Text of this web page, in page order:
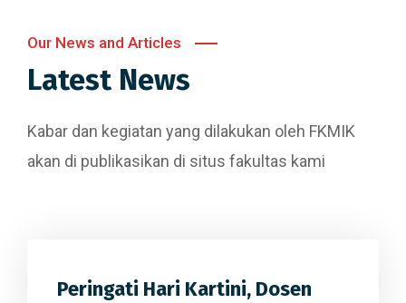
Our News and Articles
Latest News
Kabar dan kegiatan yang dilakukan oleh FKMIK
akan di publikasikan di situs fakultas kami
Peringati Hari Kartini, Dosen